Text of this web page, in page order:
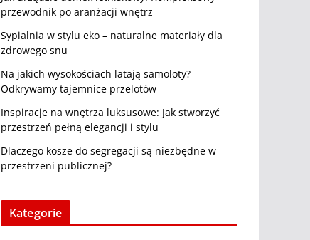
przewodnik po aranżacji wnętrz
Sypialnia w stylu eko – naturalne materiały dla
zdrowego snu
Na jakich wysokościach latają samoloty?
Odkrywamy tajemnice przelotów
Inspiracje na wnętrza luksusowe: Jak stworzyć
przestrzeń pełną elegancji i stylu
Dlaczego kosze do segregacji są niezbędne w
przestrzeni publicznej?
Kategorie